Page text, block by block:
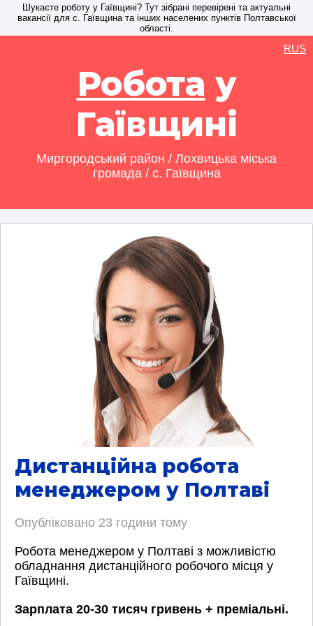
Шукаєте роботу у Гаївщині? Тут зібрані перевірені та актуальні
вакансії для с. Гаївщина та інших населених пунктів Полтавської
області.
Робота у
Гаївщині
Миргородський район / Лохвицька міська
громада / с. Гаївщина
RUS
Дистанційна робота
менеджером у Полтаві
Опубліковано 23 години тому
Робота менеджером у Полтаві з можливістю
обладнання дистанційного робочого місця у
Гаївщині.
Зарплата 20-30 тисяч гривень + преміальні.